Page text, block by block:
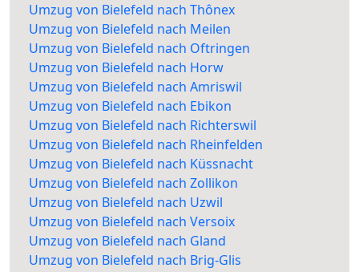
Umzug von Bielefeld nach Thônex
Umzug von Bielefeld nach Meilen
Umzug von Bielefeld nach Oftringen
Umzug von Bielefeld nach Horw
Umzug von Bielefeld nach Amriswil
Umzug von Bielefeld nach Ebikon
Umzug von Bielefeld nach Richterswil
Umzug von Bielefeld nach Rheinfelden
Umzug von Bielefeld nach Küssnacht
Umzug von Bielefeld nach Zollikon
Umzug von Bielefeld nach Uzwil
Umzug von Bielefeld nach Versoix
Umzug von Bielefeld nach Gland
Umzug von Bielefeld nach Brig-Glis